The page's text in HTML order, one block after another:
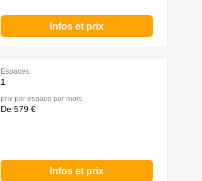
Infos et prix
Espaces:
1
prix par espace par mois:
De 579 €
Infos et prix